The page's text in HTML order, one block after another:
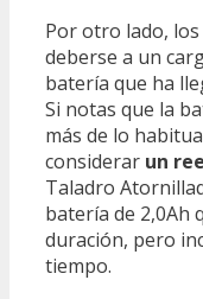
Por otro lado,
deberse a un
batería que ha
Si notas que la
más de lo
considerar un
Taladro
batería de 2,0Ah
duración, pero
tiempo.